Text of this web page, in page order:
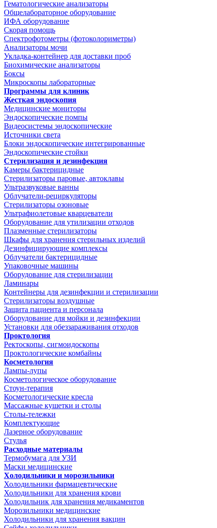
Гематологические анализаторы
Общелабораторное оборудование
ИФА оборудование
Скорая помощь
Спектрофотометры (фотоколориметры)
Анализаторы мочи
Укладка-контейнер для доставки проб
Биохимические анализаторы
Боксы
Микроскопы лабораторные
Программы для клиник
Жесткая эндоскопия
Медицинские мониторы
Эндоскопические помпы
Видеосистемы эндоскопические
Источники света
Блоки эндоскопические интегрированные
Эндоскопические стойки
Стерилизация и дезинфекция
Камеры бактерицидные
Стерилизаторы паровые, автоклавы
Ультразвуковые ванны
Облучатели-рециркуляторы
Стерилизаторы озоновые
Ультрафиолетовые кварцеватели
Оборудование для утилизации отходов
Плазменные стерилизаторы
Шкафы для хранения стерильных изделий
Дезинфицирующие комплексы
Облучатели бактерицидные
Упаковочные машины
Оборудование для стерилизации
Ламинары
Контейнеры для дезинфекции и стерилизации
Стерилизаторы воздушные
Защита пациента и персонала
Оборудование для мойки и дезинфекции
Установки для обеззараживания отходов
Проктология
Ректоскопы, сигмоидоскопы
Проктологические комбайны
Косметология
Лампы-лупы
Косметологическое оборудование
Стоун-терапия
Косметологические кресла
Массажные кушетки и столы
Столы-тележки
Комплектующие
Лазерное оборудование
Стулья
Расходные материалы
Термобумага для УЗИ
Маски медицинские
Холодильники и морозильники
Холодильники фармацевтические
Холодильники для хранения крови
Холодильник для хранения медикаментов
Морозильники медицинские
Холодильники для хранения вакцин